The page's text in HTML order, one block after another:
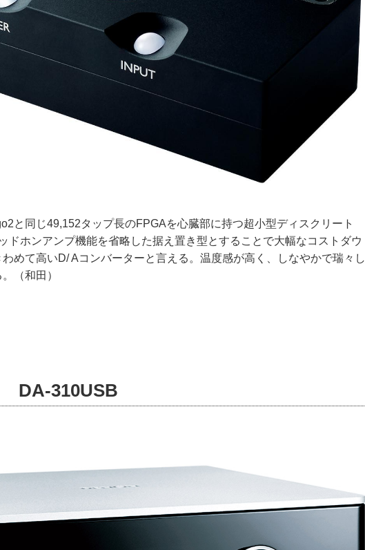
と同じ49,152タップ長のFPGAを心臓部に持つ超小型ディスクリート
ドホンアンプ機能を省略した据え置き型とすることで大幅なコストダウ
めて高いD/ Aコンバーターと言える。温度感が高く、しなやかで瑞々し
（和田）
DA-310USB